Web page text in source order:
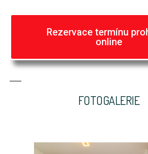
Rezervace termínu
online
FOTOGALERIE